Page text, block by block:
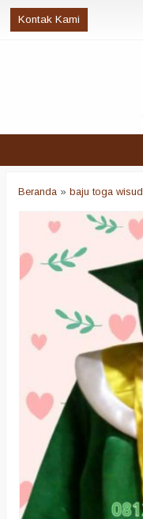
Kontak Kami
Beranda » baju toga